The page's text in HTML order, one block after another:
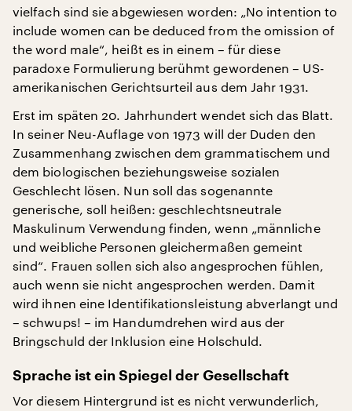
vielfach sind sie abgewiesen worden: „No intention to
include women can be deduced from the omission of
the word male“, heißt es in einem – für diese
paradoxe Formulierung berühmt gewordenen – US-
amerikanischen Gerichtsurteil aus dem Jahr 1931.
Erst im späten 20. Jahrhundert wendet sich das Blatt.
In seiner Neu-Auflage von 1973 will der Duden den
Zusammenhang zwischen dem grammatischem und
dem biologischen beziehungsweise sozialen
Geschlecht lösen. Nun soll das sogenannte
generische, soll heißen: geschlechtsneutrale
Maskulinum Verwendung finden, wenn „männliche
und weibliche Personen gleichermaßen gemeint
sind“. Frauen sollen sich also angesprochen fühlen,
auch wenn sie nicht angesprochen werden. Damit
wird ihnen eine Identifikationsleistung abverlangt und
– schwups! – im Handumdrehen wird aus der
Bringschuld der Inklusion eine Holschuld.
Sprache ist ein Spiegel der Gesellschaft
Vor diesem Hintergrund ist es nicht verwunderlich,